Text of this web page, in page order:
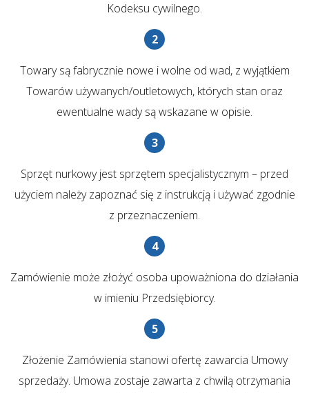
Kodeksu cywilnego.
Towary są fabrycznie nowe i wolne od wad, z wyjątkiem
Towarów używanych/outletowych, których stan oraz
ewentualne wady są wskazane w opisie.
Sprzęt nurkowy jest sprzętem specjalistycznym – przed
użyciem należy zapoznać się z instrukcją i używać zgodnie
z przeznaczeniem.
Zamówienie może złożyć osoba upoważniona do działania
w imieniu Przedsiębiorcy.
Złożenie Zamówienia stanowi ofertę zawarcia Umowy
sprzedaży. Umowa zostaje zawarta z chwilą otrzymania